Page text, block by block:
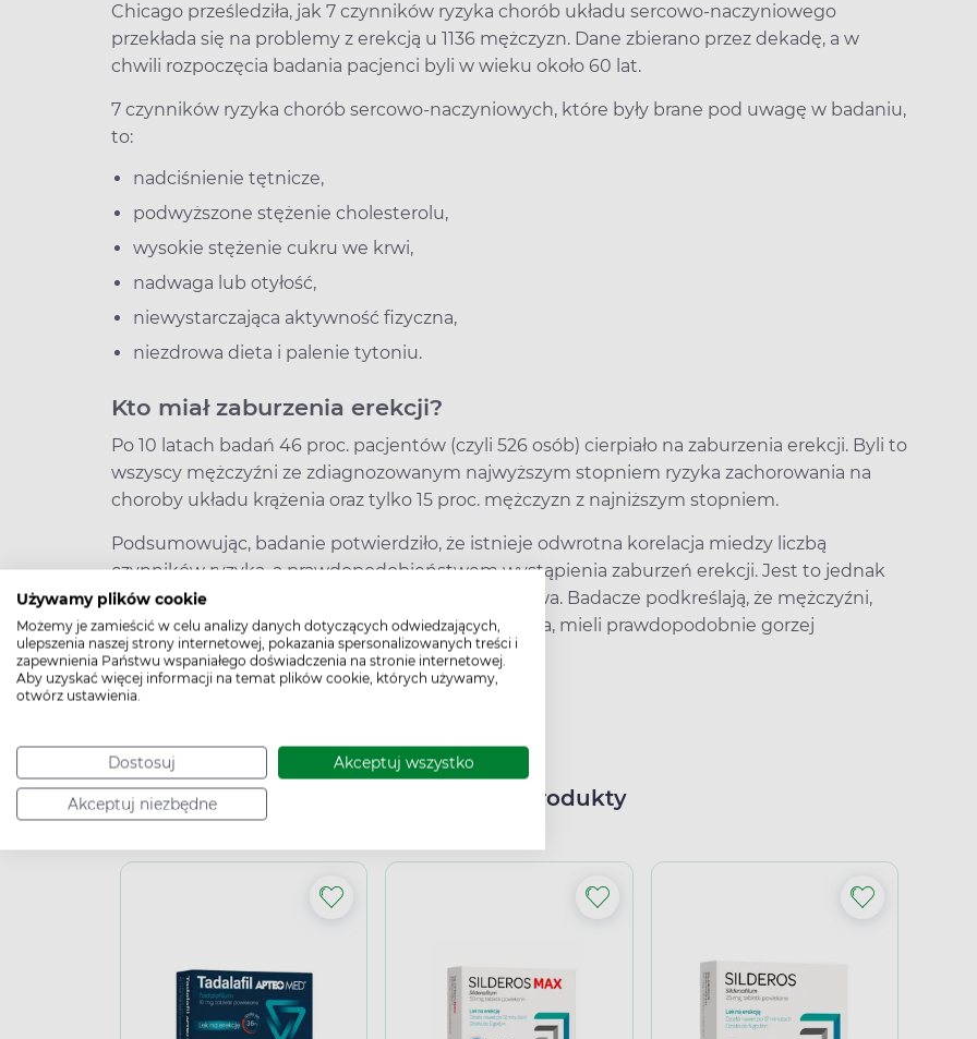
Używamy plików cookie
Możemy je zamieścić w celu analizy danych dotyczących odwiedzających,
ulepszenia naszej strony internetowej, pokazania spersonalizowanych treści i
zapewnienia Państwu wspaniałego doświadczenia na stronie internetowej.
Aby uzyskać więcej informacji na temat plików cookie, których używamy,
otwórz ustawienia.
Dostosuj Akceptuj wszystko
Akceptuj niezbędne
Chicago prześledziła, jak 7 czynników ryzyka chorób układu sercowo-naczyniowego
przekłada się na problemy z erekcją u 1136 mężczyzn. Dane zbierano przez dekadę, a w
chwili rozpoczęcia badania pacjenci byli w wieku około 60 lat.
7 czynników ryzyka chorób sercowo-naczyniowych, które były brane pod uwagę w badaniu,
to:
nadciśnienie tętnicze,
podwyższone stężenie cholesterolu,
wysokie stężenie cukru we krwi,
nadwaga lub otyłość,
niewystarczająca aktywność fizyczna,
niezdrowa dieta i palenie tytoniu.
Kto miał zaburzenia erekcji?
Po 10 latach badań 46 proc. pacjentów (czyli 526 osób) cierpiało na zaburzenia erekcji. Byli to
wszyscy mężczyźni ze zdiagnozowanym najwyższym stopniem ryzyka zachorowania na
choroby układu krążenia oraz tylko 15 proc. mężczyzn z najniższym stopniem.
Podsumowując, badanie potwierdziło, że istnieje odwrotna korelacja miedzy liczbą
czynników ryzyka, a prawdopodobieństwem wystąpienia zaburzeń erekcji. Jest to jednak
zależność korelacyjna, a nie przyczynowo-skutkowa. Badacze podkreślają, że mężczyźni,
którzy mieli dysfunkcję erekcji pod koniec badania, mieli prawdopodobnie gorzej
funkcjonujący śródbłonek już na jego początku.
Powiązane produkty